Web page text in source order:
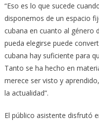
“Eso es lo que sucede
disponemos de un espacio
cubana en cuanto al género
pueda elegirse puede
cubana hay suficiente para
Tanto se ha hecho en
merece ser visto y
la actualidad”.
El público asistente disfrutó